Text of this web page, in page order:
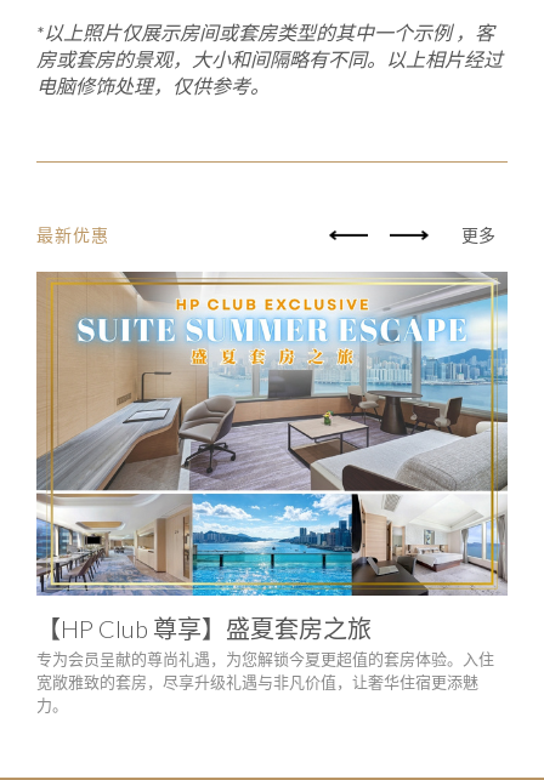
*以上照片仅展示房间或套房类型的其中一个示例， 客
房或套房的景观，大小和间隔略有不同。以上相片经过
电脑修饰处理，仅供参考。
最新优惠 更多
【HP Club 尊享】盛夏套房之旅
专为会员呈献的尊尚礼遇，为您解锁今夏更超值的套房体验。入住
宽敞雅致的套房，尽享升级礼遇与非凡价值，让奢华住宿更添魅
力。